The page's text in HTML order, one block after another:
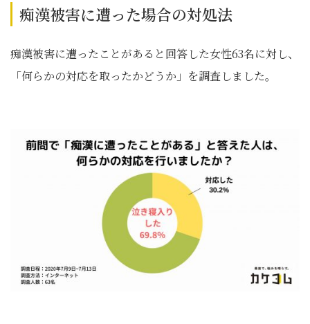
痴漢被害に遭った場合の対処法
痴漢被害に遭ったことがあると回答した女性63名に対し、
「何らかの対応を取ったかどうか」を調査しました。